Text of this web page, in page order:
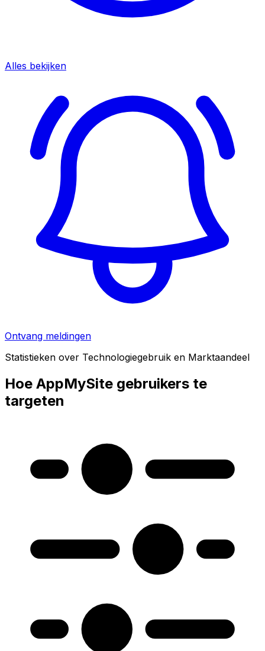
Alles bekijken
Ontvang meldingen
Statistieken over Technologiegebruik en Marktaandeel
Hoe AppMySite gebruikers te
targeten